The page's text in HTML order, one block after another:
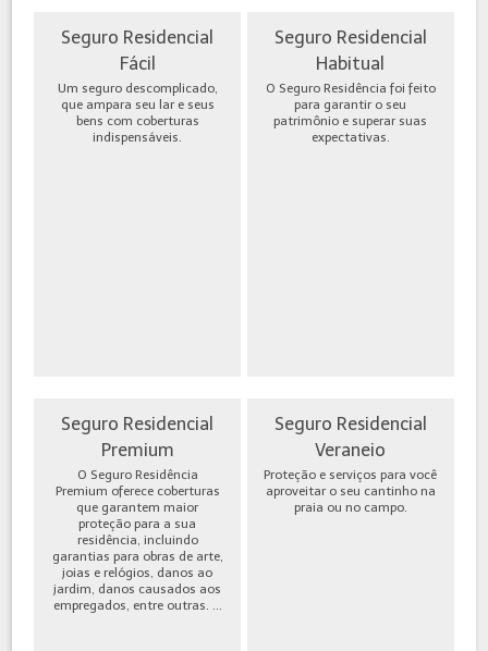
Seguro Residencial
Fácil
Um seguro descomplicado,
que ampara seu lar e seus
bens com coberturas
indispensáveis.
Seguro Residencial
Habitual
O Seguro Residência foi feito
para garantir o seu
patrimônio e superar suas
expectativas.
Seguro Residencial
Premium
O Seguro Residência
Premium oferece coberturas
que garantem maior
proteção para a sua
residência, incluindo
garantias para obras de arte,
joias e relógios, danos ao
jardim, danos causados aos
empregados, entre outras. ...
Seguro Residencial
Veraneio
Proteção e serviços para você
aproveitar o seu cantinho na
praia ou no campo.